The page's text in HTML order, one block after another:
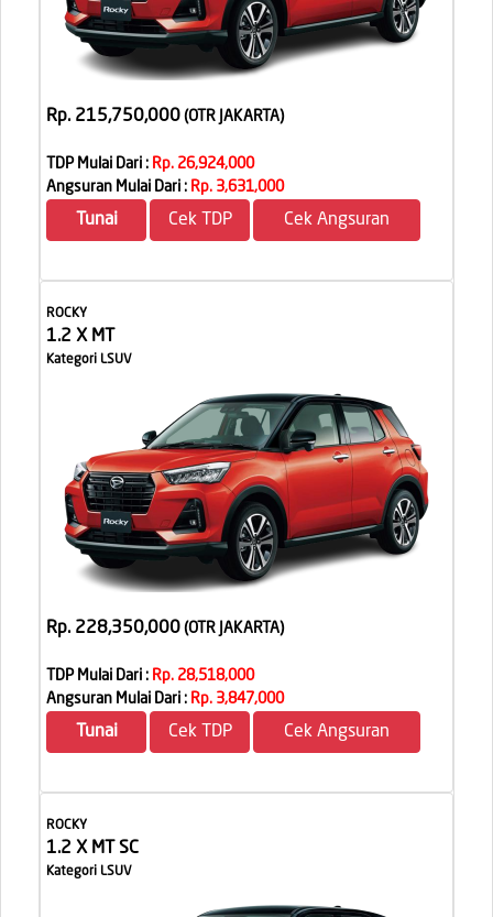
Rp. 215,750,000 (OTR JAKARTA)
TDP Mulai Dari : Rp. 26,924,000
Angsuran Mulai Dari : Rp. 3,631,000
Tunai Cek TDP Cek Angsuran
ROCKY
1.2 X MT
Kategori LSUV
Rp. 228,350,000 (OTR JAKARTA)
TDP Mulai Dari : Rp. 28,518,000
Angsuran Mulai Dari : Rp. 3,847,000
Tunai Cek TDP Cek Angsuran
ROCKY
1.2 X MT SC
Kategori LSUV